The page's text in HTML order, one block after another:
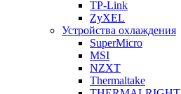
TP-Link
ZyXEL
Устройства охлаждения
SuperMicro
MSI
NZXT
Thermaltake